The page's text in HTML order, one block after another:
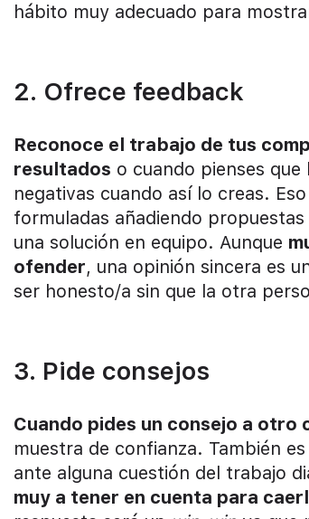
hábito muy adecuado para
2. Ofrece feedback
Reconoce el trabajo de tus
resultados o cuando pienses
negativas cuando así lo creas.
formuladas añadiendo
una solución en equipo. Aunque
ofender, una opinión sincera es
ser honesto/a sin que la otra
3. Pide consejos
Cuando pides un consejo a
muestra de confianza. También
ante alguna cuestión del trabajo
muy a tener en cuenta para